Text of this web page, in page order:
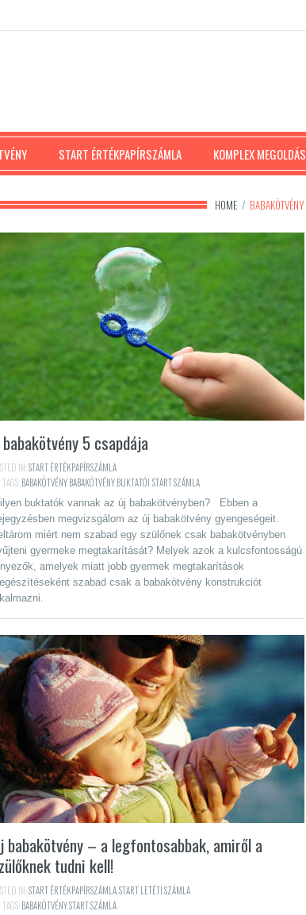
START ÉRTÉKPAPÍRSZÁMLA KOMPLEX MEGOLDÁS
HOME / BABAKÖTVÉNY
5 csapdája
IN:START ÉRTÉKPAPÍRSZÁMLA
TAGS:BABAKÖTVÉNY,BABAKÖTVÉNY BUKTATÓI START SZÁMLA
buktatók vannak az új babakötvényben? Ebben a
megvizsgálom az új babakötvény gyengeségeit.
miért nem szabad egy szülőnek csak babakötvényben
gyermeke megtakarítását? Melyek azok a kulcsfontosságú
amelyek miatt jobb gyermek megtakarítások
szabad csak a babakötvény konstrukciót
babakötvény – a legfontosabbak, amiről a
tudni kell!
IN:START ÉRTÉKPAPÍRSZÁMLASTART LETÉTI SZÁMLA
TAGS:BABAKÖTVÉNY,START SZÁMLA